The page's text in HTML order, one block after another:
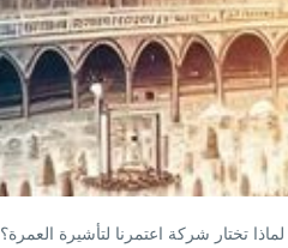
لماذا تختار شركة اعتمرنا لتأشيرة العمرة؟